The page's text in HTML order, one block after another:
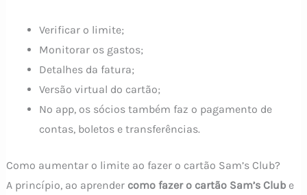
Verificar o limite;
Monitorar os gastos;
Detalhes da fatura;
Versão virtual do cartão;
No app, os sócios também faz o pagamento de
contas, boletos e transferências.
Como aumentar o limite ao fazer o cartão Sam’s Club?
A princípio, ao aprender como fazer o cartão Sam’s Clube